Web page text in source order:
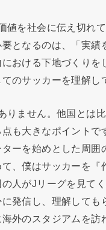
値を社会に伝え切れ
となるのは、「実
おける下地づくり
のサッカーを理解し
りません。他国とは
も大きなポイント
ーを始めとした周
、僕はサッカーを
人がJリーグを見て
発信し、理解して
外のスタジアムを